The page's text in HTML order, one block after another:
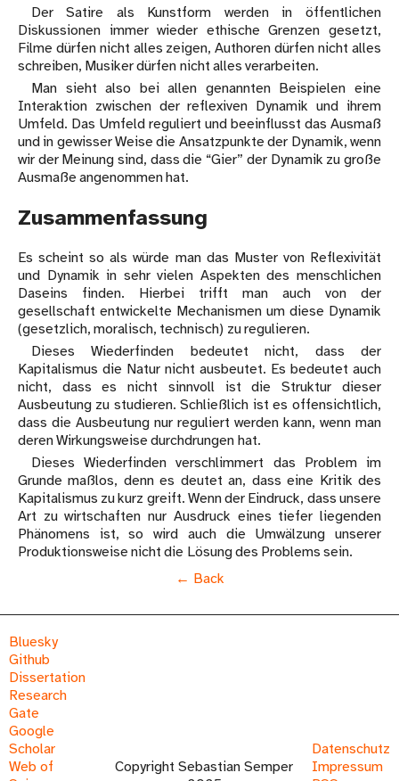
Der Satire als Kunstform werden in öffentlichen
Diskussionen immer wieder ethische Grenzen gesetzt,
Filme dürfen nicht alles zeigen, Authoren dürfen nicht alles
schreiben, Musiker dürfen nicht alles verarbeiten.
Man sieht also bei allen genannten Beispielen eine
Interaktion zwischen der reflexiven Dynamik und ihrem
Umfeld. Das Umfeld reguliert und beeinflusst das Ausmaß
und in gewisser Weise die Ansatzpunkte der Dynamik, wenn
wir der Meinung sind, dass die “Gier” der Dynamik zu große
Ausmaße angenommen hat.
Zusammenfassung
Es scheint so als würde man das Muster von Reflexivität
und Dynamik in sehr vielen Aspekten des menschlichen
Daseins finden. Hierbei trifft man auch von der
gesellschaft entwickelte Mechanismen um diese Dynamik
(gesetzlich, moralisch, technisch) zu regulieren.
Dieses Wiederfinden bedeutet nicht, dass der
Kapitalismus die Natur nicht ausbeutet. Es bedeutet auch
nicht, dass es nicht sinnvoll ist die Struktur dieser
Ausbeutung zu studieren. Schließlich ist es offensichtlich,
dass die Ausbeutung nur reguliert werden kann, wenn man
deren Wirkungsweise durchdrungen hat.
Dieses Wiederfinden verschlimmert das Problem im
Grunde maßlos, denn es deutet an, dass eine Kritik des
Kapitalismus zu kurz greift. Wenn der Eindruck, dass unsere
Art zu wirtschaften nur Ausdruck eines tiefer liegenden
Phänomens ist, so wird auch die Umwälzung unserer
Produktionsweise nicht die Lösung des Problems sein.
Back
Bluesky
Github
Dissertation
Research
Gate
Google
Scholar
Web of
Copyright Sebastian Semper
Datenschutz
Impressum